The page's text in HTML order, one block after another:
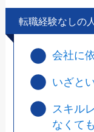
転職経験なしの
会社に
いざと
スキル
なくて